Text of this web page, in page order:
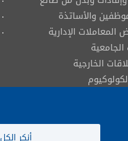
والأساتذة
المعاملات الإدارية
الخارجية
أنكر الكل